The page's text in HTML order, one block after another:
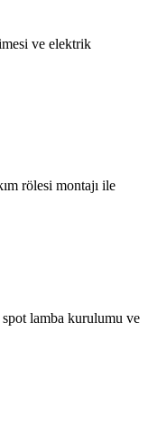
ve elektrik
rölesi montajı ile
lamba kurulumu ve